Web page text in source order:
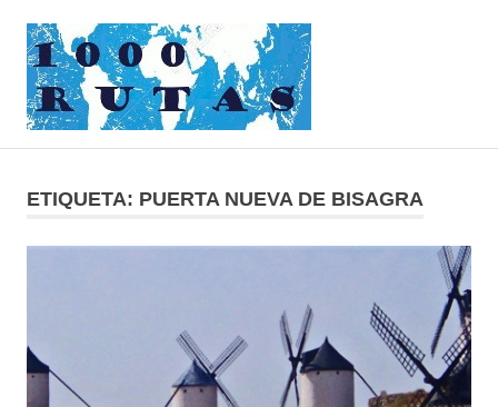
contenido
ruedas
ETIQUETA: PUERTA NUEVA DE BISAGRA